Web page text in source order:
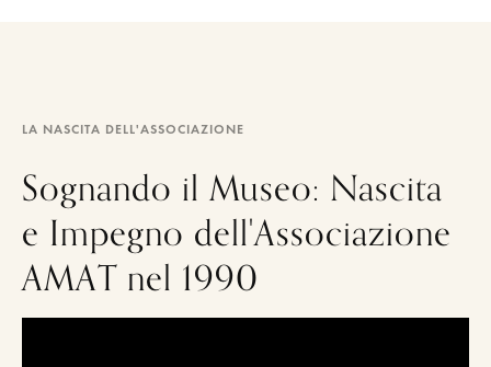
LA NASCITA DELL'ASSOCIAZIONE
Sognando il Museo: Nascita
e Impegno dell'Associazione
AMAT nel 1990